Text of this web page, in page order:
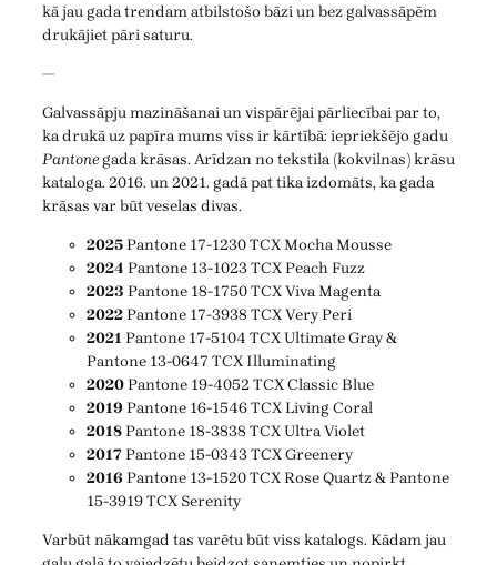
kā jau gada trendam atbilstošo bāzi un bez galvassāpēm
drukājiet pāri saturu.
—
Galvassāpju mazināšanai un vispārējai pārliecībai par to,
ka drukā uz papīra mums viss ir kārtībā: iepriekšējo gadu
Pantonegada krāsas. Arīdzan no tekstila (kokvilnas) krāsu
kataloga. 2016. un 2021. gadā pat tika izdomāts, ka gada
krāsas var būt veselas divas.
2025Pantone 17-1230 TCX Mocha Mousse
2024 Pantone 13-1023 TCX Peach Fuzz
2023 Pantone 18-1750 TCX Viva Magenta
2022Pantone 17-3938 TCX Very Peri
2021Pantone 17-5104 TCX Ultimate Gray &
Pantone 13-0647 TCX Illuminating
2020Pantone 19-4052 TCX Classic Blue
2019 Pantone 16-1546 TCX Living Coral
2018Pantone 18-3838 TCX Ultra Violet
2017Pantone 15-0343 TCX Greenery
2016 Pantone 13-1520 TCX Rose Quartz & Pantone
15-3919 TCX Serenity
Varbūt nākamgad tas varētu būt viss katalogs. Kādam jau